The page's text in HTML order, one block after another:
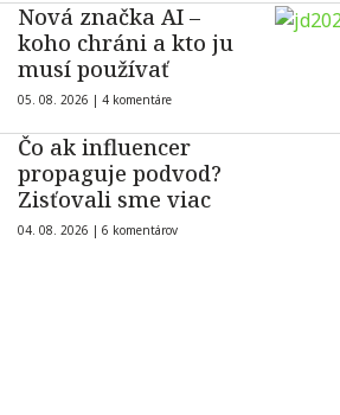
Nová značka AI –
koho chráni a kto ju
musí používať
05. 08. 2026 | 4 komentáre
Čo ak influencer
propaguje podvod?
Zisťovali sme viac
04. 08. 2026 | 6 komentárov